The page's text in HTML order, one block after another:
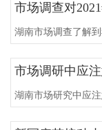
市场调查对
湖南市场调查了解
市场调研中应
湖南市场研究中应